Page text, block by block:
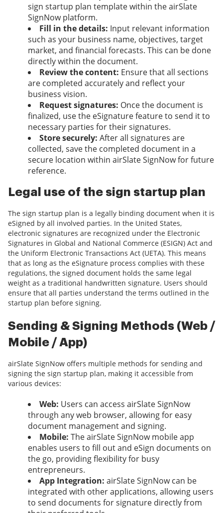
sign startup plan template within the airSlate
SignNow platform.
Fill in the details: Input relevant information
such as your business name, objectives, target
market, and financial forecasts. This can be done
directly within the document.
Review the content: Ensure that all sections
are completed accurately and reflect your
business vision.
Request signatures: Once the document is
finalized, use the eSignature feature to send it to
necessary parties for their signatures.
Store securely: After all signatures are
collected, save the completed document in a
secure location within airSlate SignNow for future
reference.
Legal use of the sign startup plan
The sign startup plan is a legally binding document when it is
eSigned by all involved parties. In the United States,
electronic signatures are recognized under the Electronic
Signatures in Global and National Commerce (ESIGN) Act and
the Uniform Electronic Transactions Act (UETA). This means
that as long as the eSignature process complies with these
regulations, the signed document holds the same legal
weight as a traditional handwritten signature. Users should
ensure that all parties understand the terms outlined in the
startup plan before signing.
Sending & Signing Methods (Web /
Mobile / App)
airSlate SignNow offers multiple methods for sending and
signing the sign startup plan, making it accessible from
various devices:
Web: Users can access airSlate SignNow
through any web browser, allowing for easy
document management and signing.
Mobile: The airSlate SignNow mobile app
enables users to fill out and eSign documents on
the go, providing flexibility for busy
entrepreneurs.
App Integration: airSlate SignNow can be
integrated with other applications, allowing users
to send documents for signature directly from